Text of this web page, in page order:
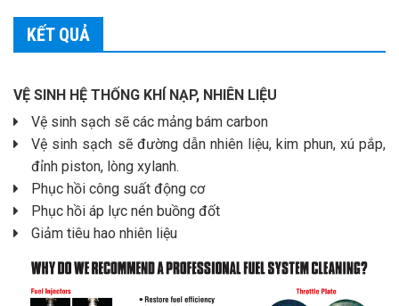
KẾT QUẢ
VỆ SINH HỆ THỐNG KHÍ NẠP, NHIÊN LIỆU
Vệ sinh sạch sẽ các mảng bám carbon
Vệ sinh sạch sẽ đường dẫn nhiên liệu, kim phun, xú pắp,
đỉnh piston, lòng xylanh.
Phục hồi công suất động cơ
Phục hồi áp lực nén buồng đốt
Giảm tiêu hao nhiên liệu